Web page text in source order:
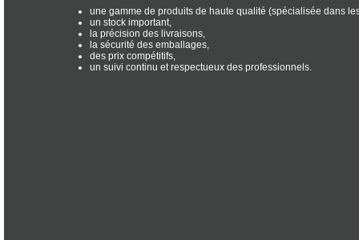
une gamme de produits de haute qualité (spécialisée dans
un stock important,
la précision des livraisons,
la sécurité des emballages,
des prix compétitifs,
un suivi continu et respectueux des professionnels.